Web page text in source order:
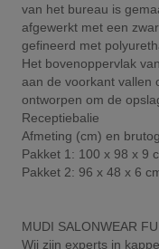
van het bureau is
afgewerkt met een
gefineerd met
Het bovenoppervlak
aan de voorkant vallen
ontworpen om de
Receptiebalie
Afmeting (cm) en
Pakket 1: 100 x 98 x 9
Pakket 2: 96 x 48 x 6
MUDI SALONWEAR
Wij zijn experts in